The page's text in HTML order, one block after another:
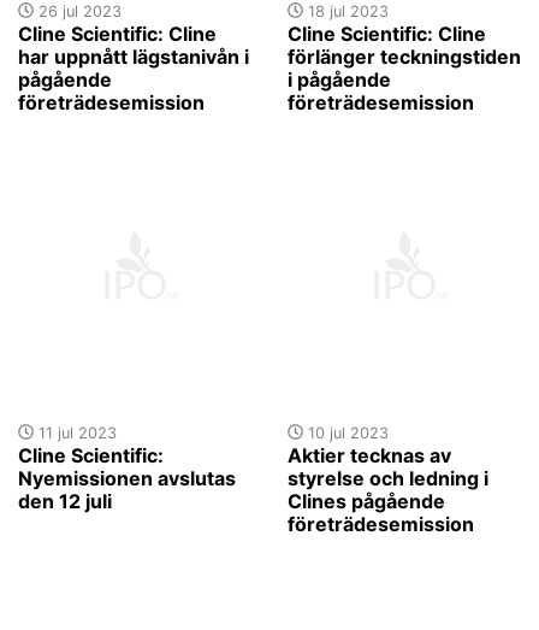
26 jul 2023
Cline Scientific: Cline
har uppnått lägstanivån i
pågående
företrädesemission
18 jul 2023
Cline Scientific: Cline
förlänger teckningstiden
i pågående
företrädesemission
11 jul 2023
Cline Scientific:
Nyemissionen avslutas
den 12 juli
10 jul 2023
Aktier tecknas av
styrelse och ledning i
Clines pågående
företrädesemission